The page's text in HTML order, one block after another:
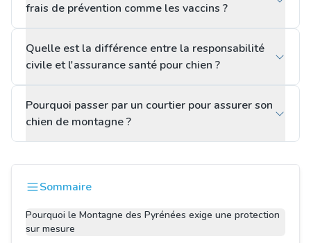
frais de prévention comme les vaccins ?
Quelle est la différence entre la responsabilité
civile et l'assurance santé pour chien ?
Pourquoi passer par un courtier pour assurer son
chien de montagne ?
Sommaire
Pourquoi le Montagne des Pyrénées exige une protection
sur mesure